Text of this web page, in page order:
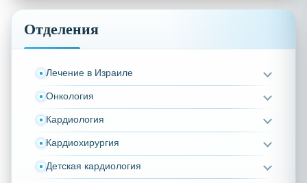
Отделения
Лечение в Израиле
Онкология
Кардиология
Кардиохирургия
Детская кардиология